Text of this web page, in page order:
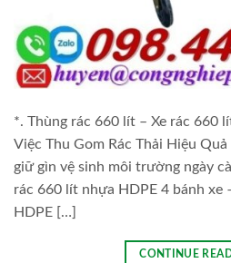
*. Thùng rác 660 lít – Xe rác 660
Việc Thu Gom Rác Thải Hiệu
giữ gìn vệ sinh môi trường ngày
rác 660 lít nhựa HDPE 4 bánh xe
HDPE […]
CONTINUE